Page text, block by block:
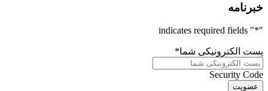
خبرنامه
"
*
" indicates required fields
پست الکترونیکی شما*
Security Code